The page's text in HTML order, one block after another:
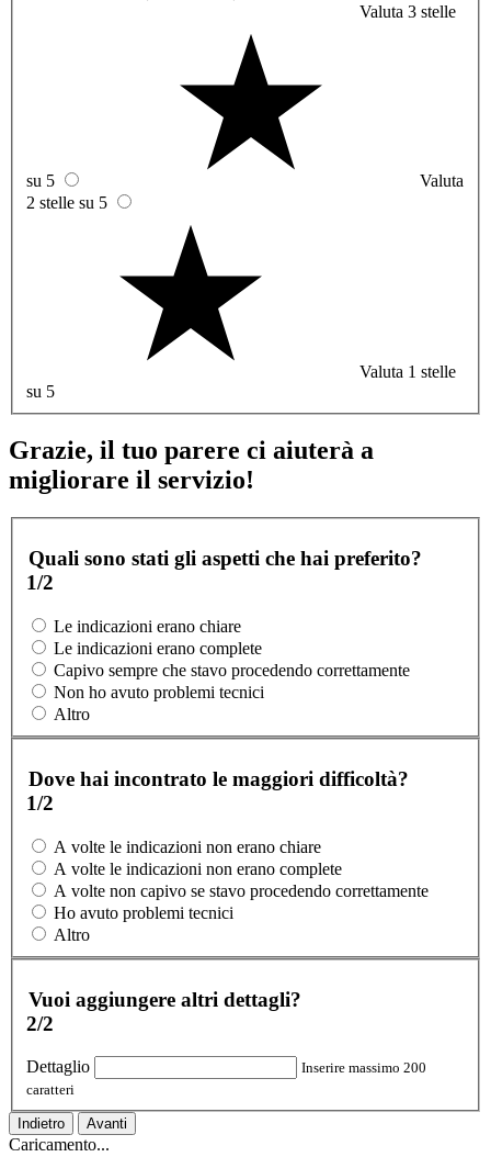
Valuta 3 stelle
su 5
Valuta
2 stelle su 5
Valuta 1 stelle
su 5
Grazie, il tuo parere ci aiuterà a
migliorare il servizio!
Quali sono stati gli aspetti che hai preferito?
1/2
Le indicazioni erano chiare
Le indicazioni erano complete
Capivo sempre che stavo procedendo correttamente
Non ho avuto problemi tecnici
Altro
Dove hai incontrato le maggiori difficoltà?
1/2
A volte le indicazioni non erano chiare
A volte le indicazioni non erano complete
A volte non capivo se stavo procedendo correttamente
Ho avuto problemi tecnici
Altro
Vuoi aggiungere altri dettagli?
2/2
Dettaglio
Inserire massimo 200
caratteri
Indietro Avanti
Caricamento...